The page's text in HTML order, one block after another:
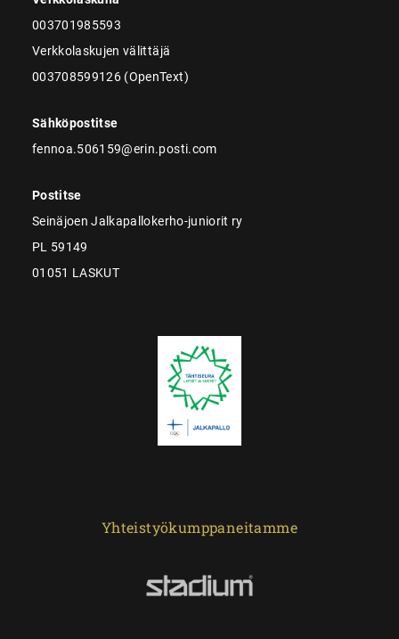
003701985593
Verkkolaskujen välittäjä
003708599126 (OpenText)
Sähköpostitse
fennoa.506159@erin.posti.com
Postitse
Seinäjoen Jalkapallokerho-juniorit ry
PL 59149
01051 LASKUT
Yhteistyökumppaneitamme